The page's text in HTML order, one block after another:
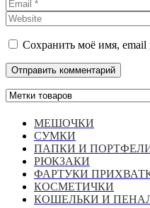
Сохранить моё имя, email
МЕШОЧКИ
СУМКИ
ПАПКИ И
РЮКЗАКИ
ФАРТУКИ
КОСМЕТИЧКИ
КОШЕЛЬКИ И